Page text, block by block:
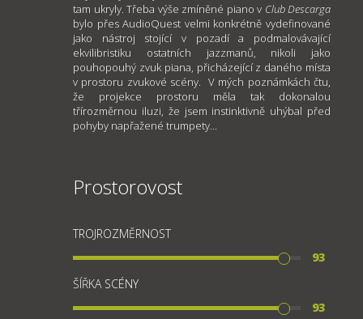
tam ukryly. Třeba výše zmíněné piano v Club Descarga
bylo přes AudioQuest velmi konkrétně vydefinované
jako nástroj stojící v pozadí a podmalovávající
ekvilibristiku ostatních jazzmanů, nikoli jako
pouhopouhý zvuk piana, přicházející z daného místa
v prostoru zvukové scény. V mých poznámkách čtu,
že projekce prostoru měla tak dokonalou
třírozměrnou iluzi, že jsem instinktivně uhýbal před
pohyby napřažené trumpety...
Prostorovost
TROJROZMĚRNOST
93
ŠÍŘKA SCÉNY
93